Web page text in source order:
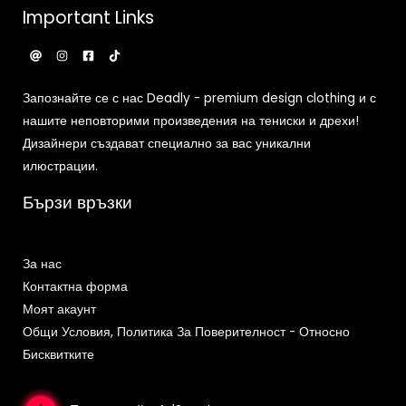
Important Links
Запознайте се с нас Deadly - premium design clothing и с
нашите неповторими произведения на тениски и дрехи!
Дизайнери създават специално за вас уникални
илюстрации.
Бързи връзки
За нас
Контактна форма
Моят акаунт
Общи Условия, Политика За Поверителност - Относно
Бисквитките